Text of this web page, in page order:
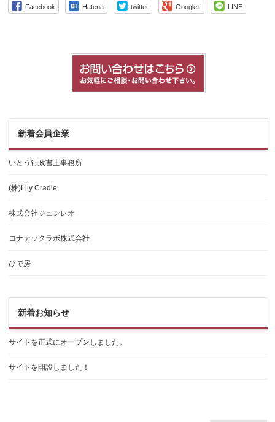
Facebook Hatena twitter Google+ LINE
新着会員企業
いとう行政書士事務所
(株)Lily Cradle
株式会社ジュンレオ
コナテックラボ株式会社
ひで房
新着お知らせ
サイトを正式にオープンしました。
サイトを開設しました！